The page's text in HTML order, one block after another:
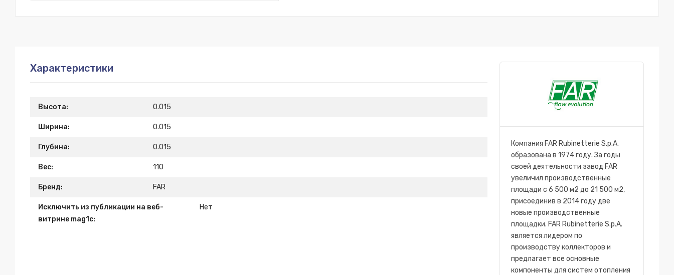
Характеристики
Высота: 0.015
Ширина: 0.015
Глубина: 0.015
Вес: 110
Бренд: FAR
Исключить из публикации на веб-
витрине mag1c:
Нет
Компания FAR Rubinetterie S.p.A.
образована в 1974 году. За годы
своей деятельности завод FAR
увеличил производственные
площади с 6 500 м2 до 21 500 м2,
присоединив в 2014 году две
новые производственные
площадки. FAR Rubinetterie S.p.A.
является лидером по
производству коллекторов и
предлагает все основные
компоненты для систем отопления